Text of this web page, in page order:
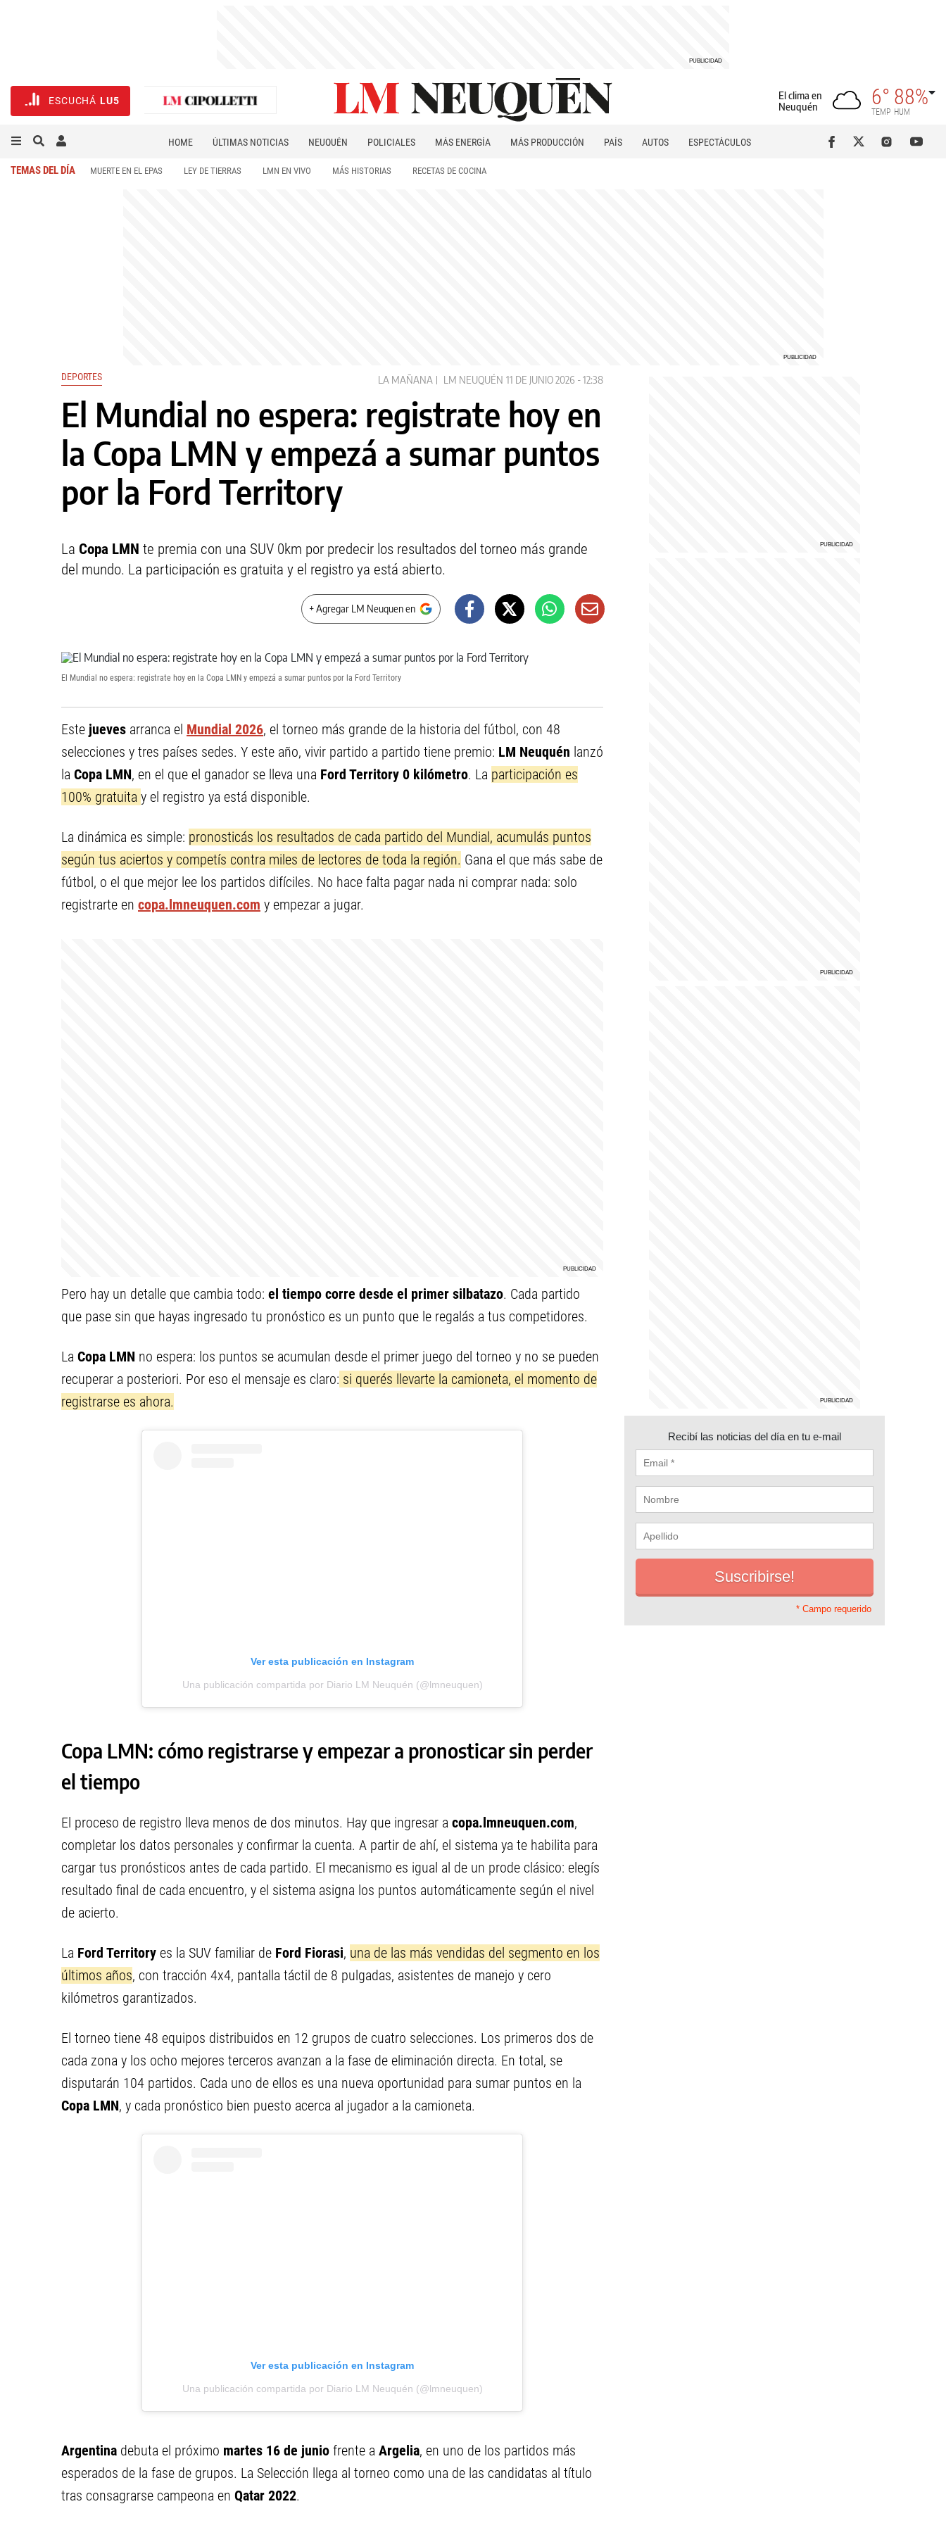
ESCUCHÁ LU5
El clima en
Neuquén
6°
TEMP
88%
HUM
HOME ÚLTIMAS NOTICIAS NEUQUÉN POLICIALES MÁS ENERGÍA MÁS PRODUCCIÓN PAÍS AUTOS
ESPECTÁCULOS
TEMAS DEL DÍA MUERTE EN EL EPAS LEY DE TIERRAS LMN EN VIVO MÁS HISTORIAS RECETAS DE COCINA
DEPORTES LA MAÑANA LM NEUQUÉN 11 DE JUNIO 2026 - 12:38
El Mundial no espera: registrate hoy en
la Copa LMN y empezá a sumar puntos
por la Ford Territory
La Copa LMN te premia con una SUV 0km por predecir los resultados del torneo más grande
del mundo. La participación es gratuita y el registro ya está abierto.
+ Agregar LM Neuquen en
El Mundial no espera: registrate hoy en la Copa LMN y empezá a sumar puntos por la Ford Territory
Este jueves arranca el Mundial 2026, el torneo más grande de la historia del fútbol, con 48
selecciones y tres países sedes. Y este año, vivir partido a partido tiene premio: LM Neuquén lanzó
la Copa LMN, en el que el ganador se lleva una Ford Territory 0 kilómetro. La participación es
100% gratuita y el registro ya está disponible.
La dinámica es simple: pronosticás los resultados de cada partido del Mundial, acumulás puntos
según tus aciertos y competís contra miles de lectores de toda la región. Gana el que más sabe de
fútbol, o el que mejor lee los partidos difíciles. No hace falta pagar nada ni comprar nada: solo
registrarte en copa.lmneuquen.com y empezar a jugar.
Pero hay un detalle que cambia todo: el tiempo corre desde el primer silbatazo. Cada partido
que pase sin que hayas ingresado tu pronóstico es un punto que le regalás a tus competidores.
La Copa LMN no espera: los puntos se acumulan desde el primer juego del torneo y no se pueden
recuperar a posteriori. Por eso el mensaje es claro: si querés llevarte la camioneta, el momento de
registrarse es ahora.
Ver esta publicación en Instagram
Una publicación compartida por Diario LM Neuquén (@lmneuquen)
Copa LMN: cómo registrarse y empezar a pronosticar sin perder
el tiempo
El proceso de registro lleva menos de dos minutos. Hay que ingresar a copa.lmneuquen.com,
completar los datos personales y confirmar la cuenta. A partir de ahí, el sistema ya te habilita para
cargar tus pronósticos antes de cada partido. El mecanismo es igual al de un prode clásico: elegís
resultado final de cada encuentro, y el sistema asigna los puntos automáticamente según el nivel
de acierto.
La Ford Territory es la SUV familiar de Ford Fiorasi, una de las más vendidas del segmento en los
últimos años, con tracción 4x4, pantalla táctil de 8 pulgadas, asistentes de manejo y cero
kilómetros garantizados.
El torneo tiene 48 equipos distribuidos en 12 grupos de cuatro selecciones. Los primeros dos de
cada zona y los ocho mejores terceros avanzan a la fase de eliminación directa. En total, se
disputarán 104 partidos. Cada uno de ellos es una nueva oportunidad para sumar puntos en la
Copa LMN, y cada pronóstico bien puesto acerca al jugador a la camioneta.
Ver esta publicación en Instagram
Una publicación compartida por Diario LM Neuquén (@lmneuquen)
Argentina debuta el próximo martes 16 de junio frente a Argelia, en uno de los partidos más
esperados de la fase de grupos. La Selección llega al torneo como una de las candidatas al título
tras consagrarse campeona en Qatar 2022.
Recibí las noticias del día en tu e-mail
* Campo requerido